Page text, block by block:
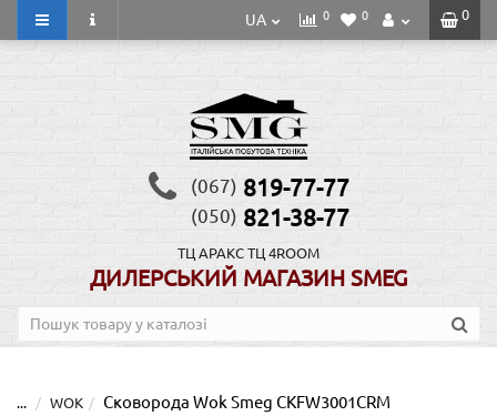
0
UA 0 0
(067) 819-77-77
(050) 821-38-77
ТЦ АРАКС ТЦ 4ROOM
ДИЛЕРСЬКИЙ МАГАЗИН SMEG
... WOK Сковорода Wok Smeg CKFW3001CRM